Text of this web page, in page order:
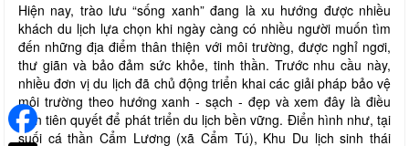
Hiện nay, trào lưu “sống xanh” đang là xu hướng được nhiều
khách du lịch lựa chọn khi ngày càng có nhiều người muốn tìm
đến những địa điểm thân thiện với môi trường, được nghỉ ngơi,
thư giãn và bảo đảm sức khỏe, tinh thần. Trước nhu cầu này,
nhiều đơn vị du lịch đã chủ động triển khai các giải pháp bảo vệ
môi trường theo hướng xanh - sạch - đẹp và xem đây là điều
kiện tiên quyết để phát triển du lịch bền vững. Điển hình như, tại
suối cá thần Cẩm Lương (xã Cẩm Tú), Khu Du lịch sinh thái